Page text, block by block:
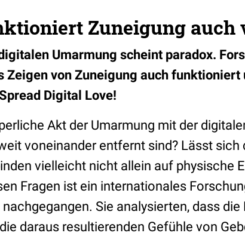
Zuneigung auch
Umarmung scheint paradox.
Zeigen von Zuneigung auch funktioniert
Digital Love!
Akt der Umarmung mit der
voneinander entfernt sind? Lässt sich
vielleicht nicht allein auf physische
Fragen ist ein internationales
Sie analysierten, dass die
daraus resultierenden Gefühle von